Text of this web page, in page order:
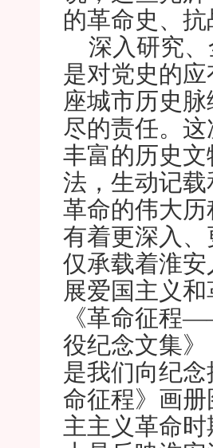
的革命史、
深入研究、
是对党史的
座城市历史
尽的责任。
丰富的历史
法，生动记
革命的伟大
有着更深入
仅承载着淮
展爱国主义
《革命征程
役纪念文集
是我们向纪
命征程》画
主主义革命